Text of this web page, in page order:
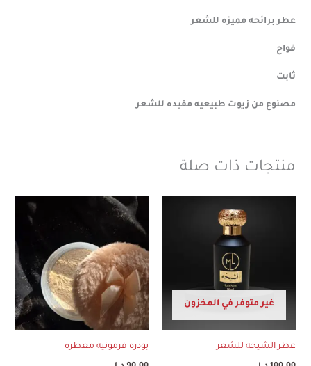
عطر برائحه مميزه للشعر
فواح
ثابت
مصنوع من زيوت طبيعيه مفيده للشعر
منتجات ذات صلة
غير متوفر في المخزون
عطر الشيخه للشعر بودره فرمونيه معطره
هناك
العديد
الأشكال
المختلفة
لهذا
المنتج.
يمكن